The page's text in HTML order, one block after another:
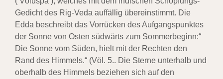
Gedicht des Rig-Veda auffällig übereinstimmt. Die
Edda beschreibt das Vorrücken des Aufgangspunktes
der Sonne von Osten südwärts zum Sommerbeginn:“
Die Sonne vom Süden, hielt mit der Rechten den
Rand des Himmels.“ (Völ. 5.. Die Sterne unterhalb und
oberhalb des Himmels beziehen sich auf den